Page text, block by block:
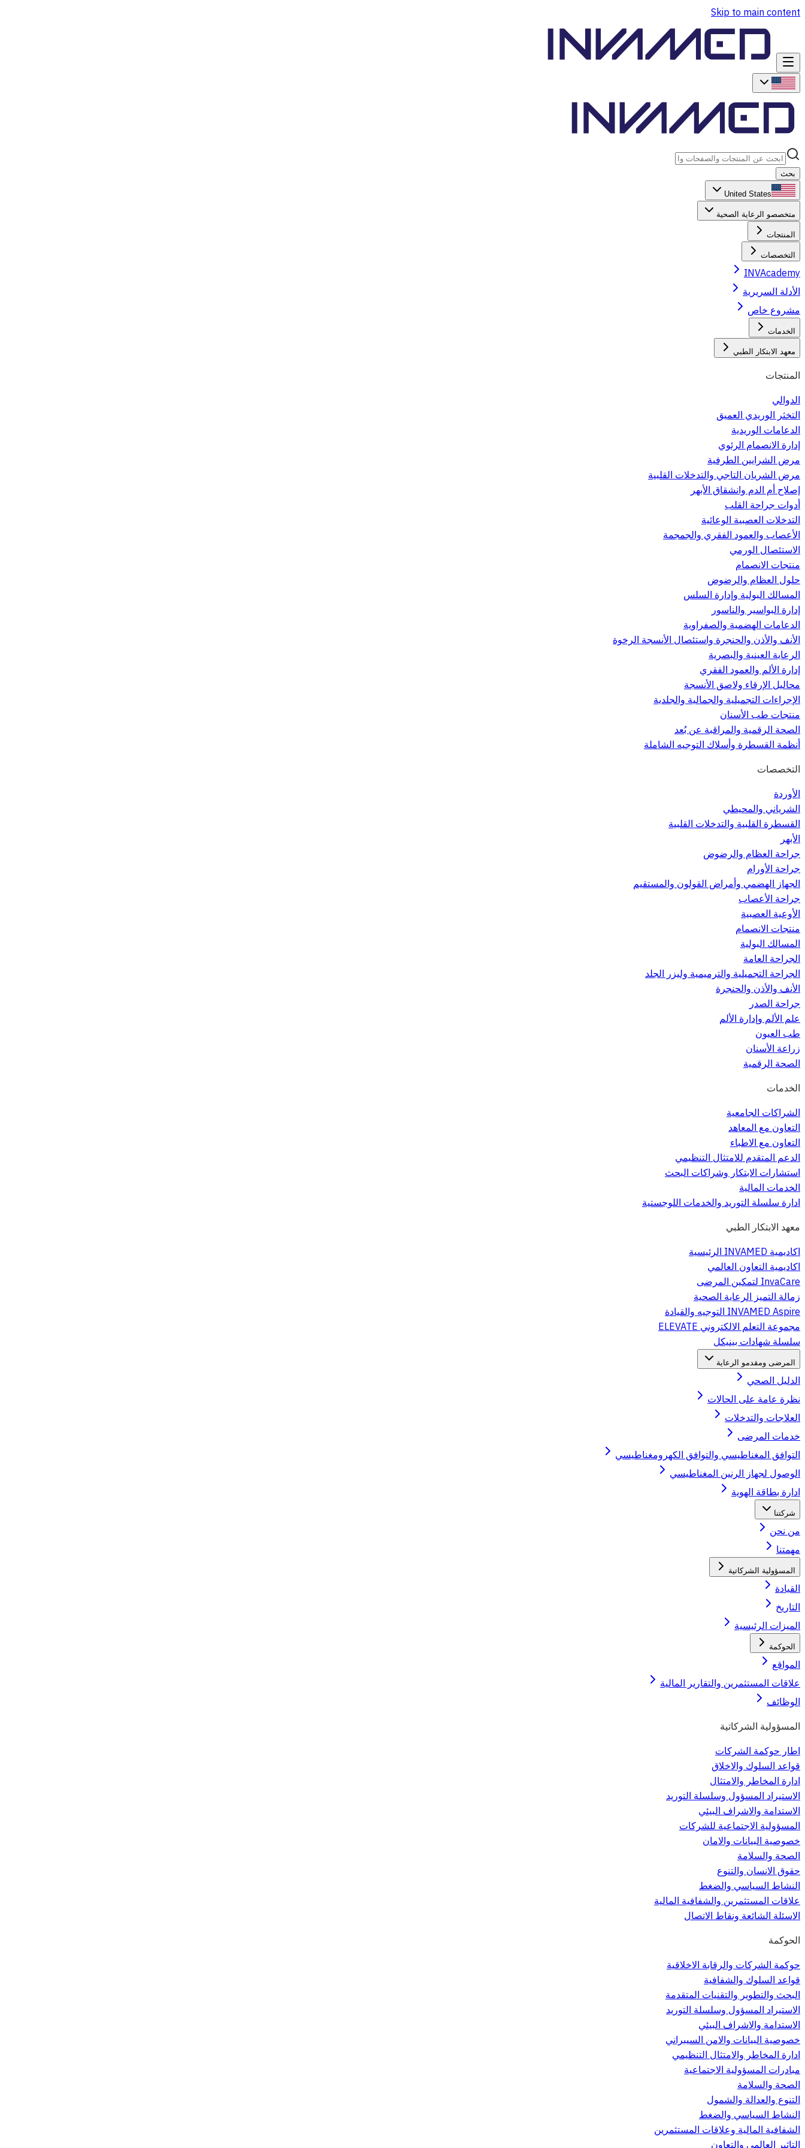
Skip to main content
بحث
United States
متخصصو الرعاية الصحية
المنتجات
التخصصات
INVAcademy
الأدلة السريرية
مشروع خاص
الخدمات
معهد الابتكار الطبي
المنتجات
الدوالي
التخثر الوريدي العميق
الدعامات الوريدية
إدارة الانصمام الرئوي
مرض الشرايين الطرفية
مرض الشريان التاجي والتدخلات القلبية
إصلاح أم الدم وانشقاق الأبهر
أدوات جراحة القلب
التدخلات العصبية الوعائية
الأعصاب والعمود الفقري والجمجمة
الاستئصال الورمي
منتجات الانصمام
حلول العظام والرضوض
المسالك البولية وإدارة السلس
إدارة البواسير والناسور
الدعامات الهضمية والصفراوية
الأنف والأذن والحنجرة واستئصال الأنسجة الرخوة
الرعاية العينية والبصرية
إدارة الألم والعمود الفقري
محاليل الإرقاء ولاصق الأنسجة
الإجراءات التجميلية والجمالية والجلدية
منتجات طب الأسنان
الصحة الرقمية والمراقبة عن بُعد
أنظمة القسطرة وأسلاك التوجيه الشاملة
التخصصات
الأوردة
الشرياني والمحيطي
القسطرة القلبية والتدخلات القلبية
الأبهر
جراحة العظام والرضوض
جراحة الأورام
الجهاز الهضمي وأمراض القولون والمستقيم
جراحة الأعصاب
الأوعية العصبية
منتجات الانصمام
المسالك البولية
الجراحة العامة
الجراحة التجميلية والترميمية وليزر الجلد
الأنف والأذن والحنجرة
جراحة الصدر
علم الألم وإدارة الألم
طب العيون
زراعة الأسنان
الصحة الرقمية
الخدمات
الشراكات الجامعية
التعاون مع المعاهد
التعاون مع الاطباء
الدعم المتقدم للامتثال التنظيمي
استشارات الابتكار وشراكات البحث
الخدمات المالية
ادارة سلسلة التوريد والخدمات اللوجستية
معهد الابتكار الطبي
اكاديمية INVAMED الرئيسية
اكاديمية التعاون العالمي
InvaCare لتمكين المرضى
زمالة التميز الرعاية الصحية
INVAMED Aspire التوجيه والقيادة
مجموعة التعلم الالكتروني ELEVATE
سلسلة شهادات بينيكل
المرضى ومقدمو الرعاية
الدليل الصحي
نظرة عامة على الحالات
العلاجات والتدخلات
خدمات المرضى
التوافق المغناطيسي والتوافق الكهرومغناطيسي
الوصول لجهاز الرنين المغناطيسي
ادارة بطاقة الهوية
شركتنا
من نحن
مهمتنا
المسؤولية الشركاتية
القيادة
التاريخ
الميزات الرئيسية
الحوكمة
المواقع
علاقات المستثمرين والتقارير المالية
الوظائف
المسؤولية الشركاتية
اطار حوكمة الشركات
قواعد السلوك والاخلاق
ادارة المخاطر والامتثال
الاستيراد المسؤول وسلسلة التوريد
الاستدامة والاشراف البيئي
المسؤولية الاجتماعية للشركات
خصوصية البيانات والامان
الصحة والسلامة
حقوق الانسان والتنوع
النشاط السياسي والضغط
علاقات المستثمرين والشفافية المالية
الاسئلة الشائعة ونقاط الاتصال
الحوكمة
حوكمة الشركات والرقابة الاخلاقية
قواعد السلوك والشفافية
البحث والتطوير والتقنيات المتقدمة
الاستيراد المسؤول وسلسلة التوريد
الاستدامة والاشراف البيئي
خصوصية البيانات والامن السيبراني
ادارة المخاطر والامتثال التنظيمي
مبادرات المسؤولية الاجتماعية
الصحة والسلامة
التنوع والعدالة والشمول
النشاط السياسي والضغط
الشفافية المالية وعلاقات المستثمرين
التاثير العالمي والتعاون